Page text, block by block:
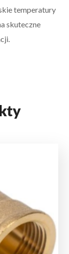
temperatury
skuteczne